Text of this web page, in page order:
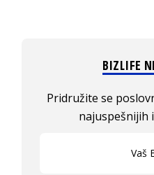
BIZLIFE
Pridružite se
najuspešnijih